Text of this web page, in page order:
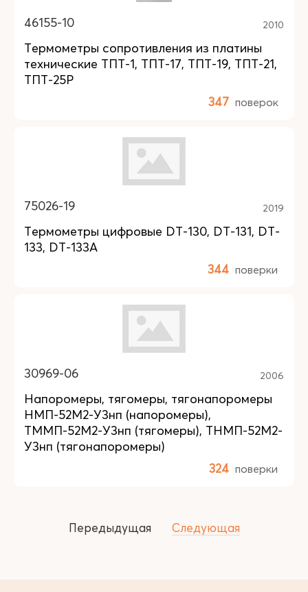
46155-10 2010
Термометры сопротивления из платины
технические ТПТ-1, ТПТ-17, ТПТ-19, ТПТ-21,
ТПТ-25Р
347 поверок
75026-19 2019
Термометры цифровые DT-130, DT-131, DT-
133, DT-133А
344 поверки
30969-06 2006
Напоромеры, тягомеры, тягонапоромеры
НМП-52М2-У3нп (напоромеры),
ТММП-52М2-У3нп (тягомеры), ТНМП-52М2-
У3нп (тягонапоромеры)
324 поверки
Передыдущая Следующая